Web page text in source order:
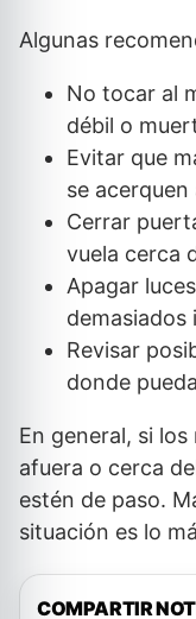
Algunas
No tocar al
débil o
Evitar que
se acerquen
Cerrar
vuela cerca
Apagar
demasiados
Revisar
donde
En general, si
afuera o cerca
estén de paso.
situación es lo
COMPARTIR